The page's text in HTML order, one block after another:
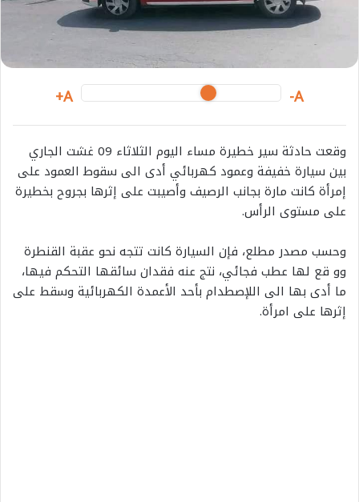
A-
A+
وقعت حادثة سير خطيرة مساء اليوم الثلاثاء 09 غشت الجاري
بين سيارة خفيفة وعمود كهربائي أدى الى سقوط العمود على
إمرأة كانت مارة بجانب الرصيف وأصيبت على إثرها بجروح بخطيرة
على مستوى الرأس.
وحسب مصدر مطلع، فإن السيارة كانت تتجه نحو عقبة القنطرة
وو قع لها عطب فجائي، نتج عنه فقدان سائقها التحكم فيها،
ما أدى بها الى اللإصطدام بأحد الأعمدة الكهربائية وسقط على
إثرها على امرأة.